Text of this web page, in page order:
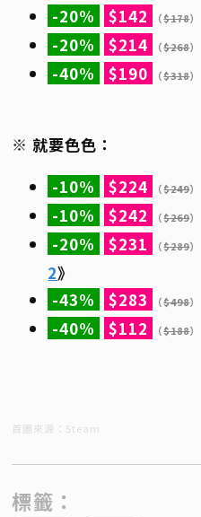
-20%
$142 （$178）
-20%
$214 （$268）
-40%
$190 （$318）
※ 就要色色：
-10%
$224 （$249）
-10%
$242 （$269）
-20%
$231 （$289）
2》
-43%
$283 （$498）
-40%
$112 （$188）
首圖來源：Steam
標籤：